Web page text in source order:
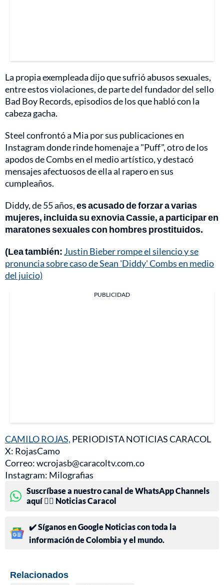
La propia exempleada dijo que sufrió abusos sexuales,
entre estos violaciones, de parte del fundador del sello
Bad Boy Records, episodios de los que habló con la
cabeza gacha.
Steel confrontó a Mia por sus publicaciones en
Instagram donde rinde homenaje a "Puff", otro de los
apodos de Combs en el medio artístico, y destacó
mensajes afectuosos de ella al rapero en sus
cumpleaños.
Diddy, de 55 años,es acusado de forzar a varias
mujeres, incluida su exnovia Cassie, a participar en
maratones sexuales con hombres prostituidos.
(Lea también:Justin Bieber rompe el silencio y se
pronuncia sobre caso de Sean 'Diddy' Combs en medio
del juicio)
PUBLICIDAD
CAMILO ROJAS, PERIODISTA NOTICIAS CARACOL
X: RojasCamo
Correo: wcrojasb@caracoltv.com.co
Instagram: Milografias
Suscríbase a nuestro canal de WhatsApp Channels
aquí 👉🏻 Noticias Caracol
✔️ Síganos en Google Noticias con toda la
información de Colombia y el mundo.
Relacionados